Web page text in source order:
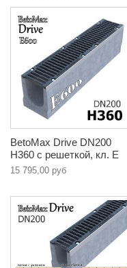
BetoMax Drive DN200
H360 с решеткой, кл. E
15 795,00 руб